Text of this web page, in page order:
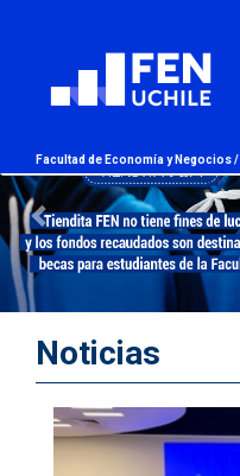
Facultad de Economía y Negocios /
Noticias